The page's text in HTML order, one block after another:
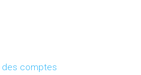
des comptes